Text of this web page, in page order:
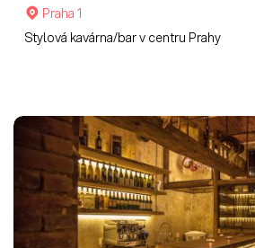
Praha 1
Stylová kavárna/bar v centru Prahy